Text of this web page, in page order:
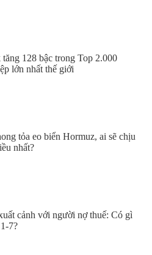
128 bậc trong Top 2.000
lớn nhất thế giới
tỏa eo biển Hormuz, ai sẽ chịu
nhất?
cảnh với người nợ thuế: Có gì
7?